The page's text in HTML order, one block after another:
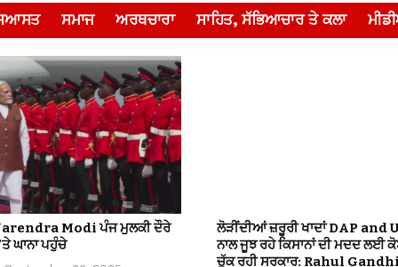
ਸਮਾਜ ਅਰਥਚਾਰਾ ਸਾਹਿਤ, ਸੱਭਿਆਚਾਰ ਤੇ ਕਲਾ
Modi ਪੰਜ ਮੁਲਕੀ ਦੌਰੇ
ਘਾਨਾ ਪਹੁੰਚੇ
ਲੋੜੀਂਦੀਆਂ ਜ਼ਰੂਰੀ ਖਾਦਾਂ DAP and
ਨਾਲ ਜੂਝ ਰਹੇ ਕਿਸਾਨਾਂ ਦੀ ਮਦਦ ਲਈ
ਚੁੱਕ ਰਹੀ ਸਰਕਾਰ: Rahul